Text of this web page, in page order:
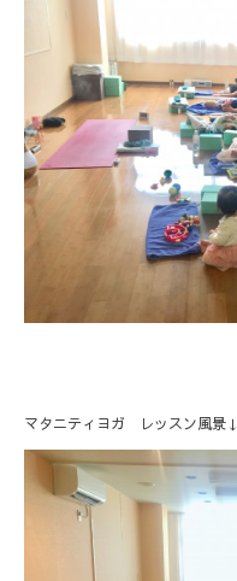
マタニティヨガ レッスン風景↓